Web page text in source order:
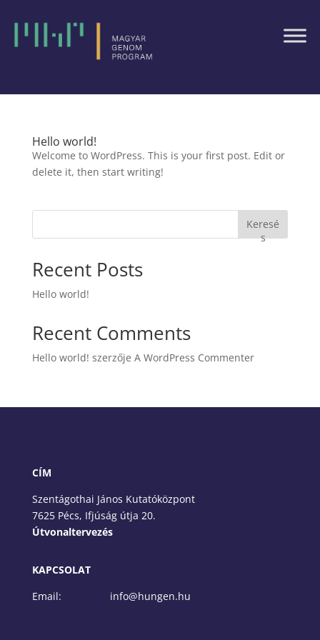
Hello world!
Welcome to WordPress. This is your first post. Edit or
delete it, then start writing!
Keresé
s
Recent Posts
Hello world!
Recent Comments
Hello world! szerzője A WordPress Commenter
CÍM
Szentágothai János Kutatóközpont
7625 Pécs, Ifjúság útja 20.
Útvonaltervezés
KAPCSOLAT
Email: info@hungen.hu